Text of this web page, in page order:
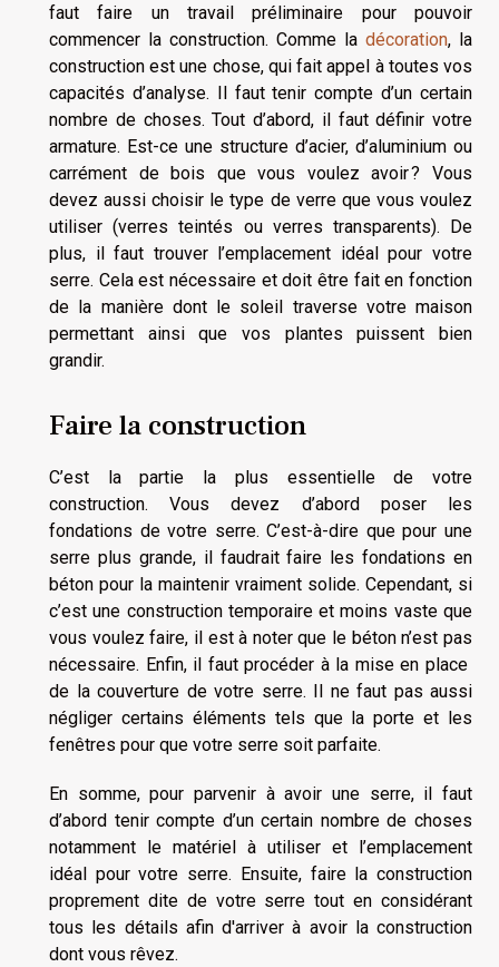
faut faire un travail préliminaire pour pouvoir
commencer la construction. Comme la décoration, la
construction est une chose, qui fait appel à toutes vos
capacités d’analyse. Il faut tenir compte d’un certain
nombre de choses. Tout d’abord, il faut définir votre
armature. Est-ce une structure d’acier, d’aluminium ou
carrément de bois que vous voulez avoir ? Vous
devez aussi choisir le type de verre que vous voulez
utiliser (verres teintés ou verres transparents). De
plus, il faut trouver l’emplacement idéal pour votre
serre. Cela est nécessaire et doit être fait en fonction
de la manière dont le soleil traverse votre maison
permettant ainsi que vos plantes puissent bien
grandir.
Faire la construction
C’est la partie la plus essentielle de votre
construction. Vous devez d’abord poser les
fondations de votre serre. C’est-à-dire que pour une
serre plus grande, il faudrait faire les fondations en
béton pour la maintenir vraiment solide. Cependant, si
c’est une construction temporaire et moins vaste que
vous voulez faire, il est à noter que le béton n’est pas
nécessaire. Enfin, il faut procéder à la mise en place
de la couverture de votre serre. Il ne faut pas aussi
négliger certains éléments tels que la porte et les
fenêtres pour que votre serre soit parfaite.
En somme, pour parvenir à avoir une serre, il faut
d’abord tenir compte d’un certain nombre de choses
notamment le matériel à utiliser et l’emplacement
idéal pour votre serre. Ensuite, faire la construction
proprement dite de votre serre tout en considérant
tous les détails afin d'arriver à avoir la construction
dont vous rêvez.